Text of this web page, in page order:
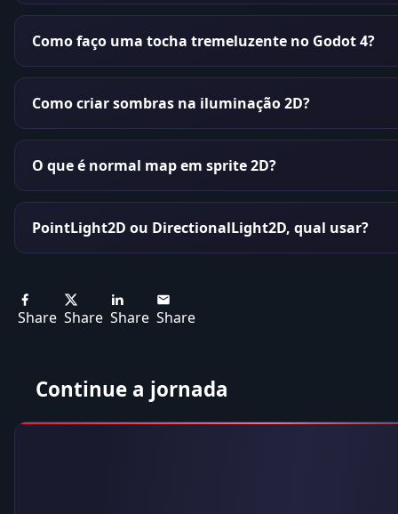
Como faço uma tocha tremeluzente no Godot 4?
Como criar sombras na iluminação 2D?
O que é normal map em sprite 2D?
PointLight2D ou DirectionalLight2D, qual usar?
Share Share Share Share
Continue a jornada